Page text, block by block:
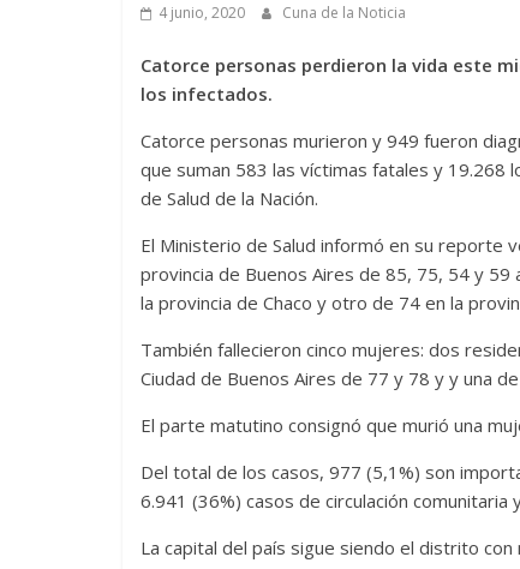
4 junio, 2020 Cuna de la Noticia
Catorce personas perdieron la vida este
los infectados.
Catorce personas murieron y 949 fueron
que suman 583 las víctimas fatales y 19.268
de Salud de la Nación.
El Ministerio de Salud informó en su reporte
provincia de Buenos Aires de 85, 75, 54 y 59
la provincia de Chaco y otro de 74 en la
También fallecieron cinco mujeres: dos
Ciudad de Buenos Aires de 77 y 78 y y una
El parte matutino consignó que murió una
Del total de los casos, 977 (5,1%) son
6.941 (36%) casos de circulación
La capital del país sigue siendo el distrito